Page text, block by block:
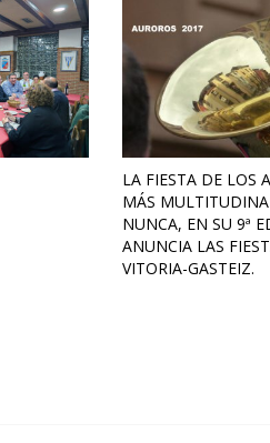
LA FIESTA DE LOS
MÁS
NUNCA, EN SU 9ª
ANUNCIA LAS
VITORIA-GASTEIZ.